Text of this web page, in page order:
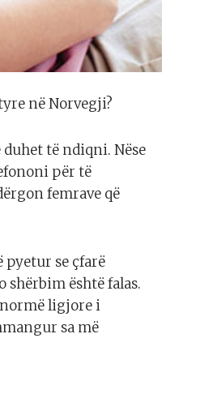
në Norvegji?
të ndiqni. Nëse
për të
femrave që
se çfarë
është falas.
normë ligjore i
sa më